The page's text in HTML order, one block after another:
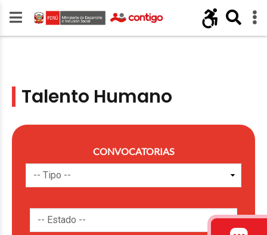
Talento Humano
CONVOCATORIAS